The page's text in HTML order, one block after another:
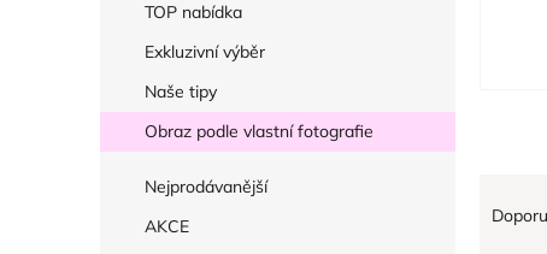
TOP nabídka
Exkluzivní výběr
Naše tipy
Obraz podle vlastní fotografie
Nejprodávanější
AKCE